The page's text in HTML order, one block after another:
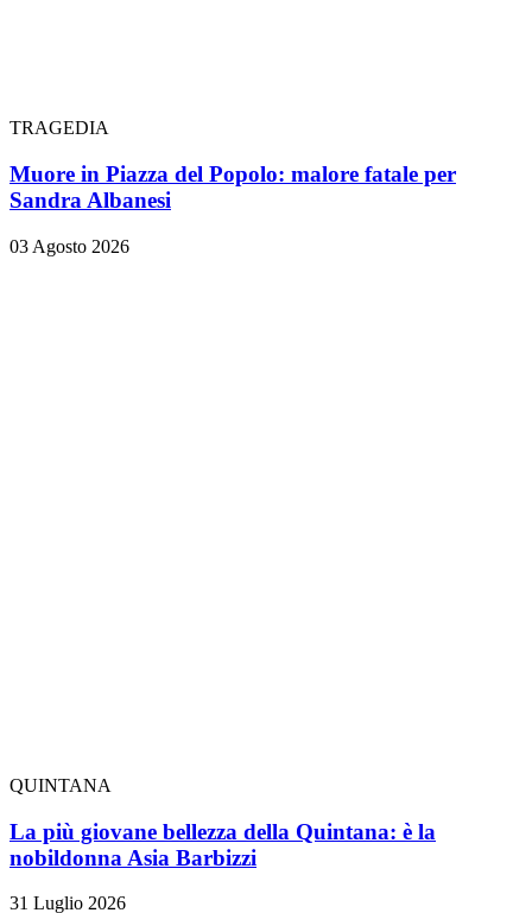
TRAGEDIA
Muore in Piazza del Popolo: malore fatale per
Sandra Albanesi
03 Agosto 2026
QUINTANA
La più giovane bellezza della Quintana: è la
nobildonna Asia Barbizzi
31 Luglio 2026